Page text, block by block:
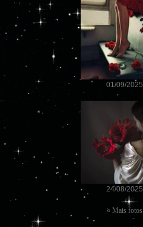
01/09/2025
24/08/2025
« Mais fotos